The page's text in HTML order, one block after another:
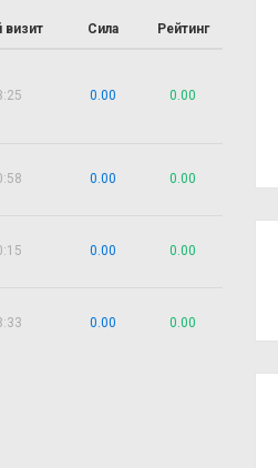
визит Сила Рейтинг
0.00 0.00
0.00 0.00
0.00 0.00
0.00 0.00